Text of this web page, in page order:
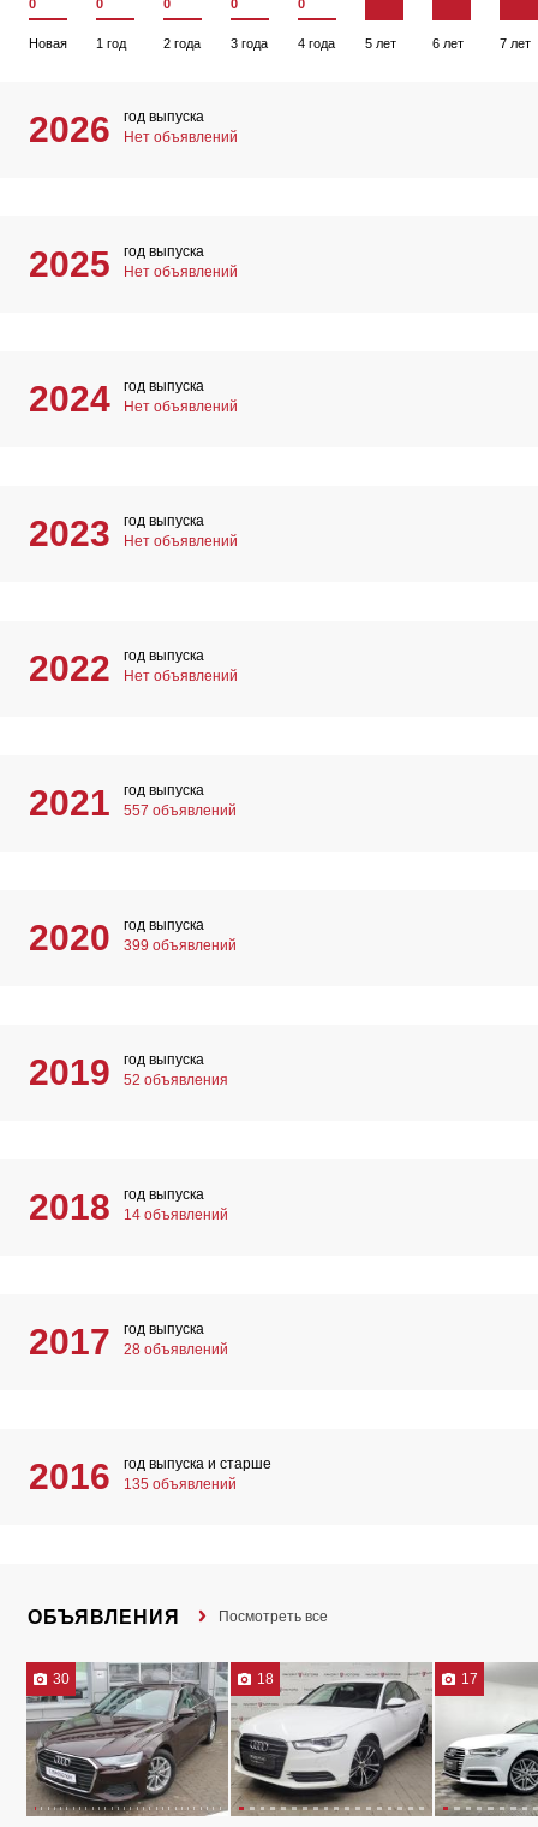
0
Новая
0
1 год
0
2 года
0
3 года
0
4 года 5 лет 6 лет 7 лет
2026
год выпуска
Нет объявлений
2025
год выпуска
Нет объявлений
2024
год выпуска
Нет объявлений
2023
год выпуска
Нет объявлений
2022
год выпуска
Нет объявлений
2021
год выпуска
557 объявлений
2020
год выпуска
399 объявлений
2019
год выпуска
52 объявления
2018
год выпуска
14 объявлений
2017
год выпуска
28 объявлений
2016
год выпуска и старше
135 объявлений
ОБЪЯВЛЕНИЯ Посмотреть все
30 18 17